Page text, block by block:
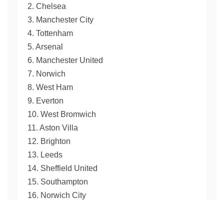
2. Chelsea
3. Manchester City
4. Tottenham
5. Arsenal
6. Manchester United
7. Norwich
8. West Ham
9. Everton
10. West Bromwich
11. Aston Villa
12. Brighton
13. Leeds
14. Sheffield United
15. Southampton
16. Norwich City